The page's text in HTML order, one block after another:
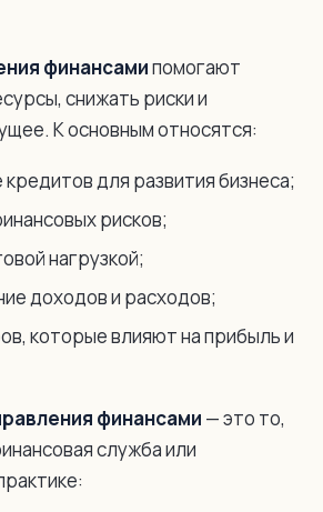
финансамипомогают
снижать риски и
К основным относятся:
кредитов для развития бизнеса;
рисков;
нагрузкой;
доходов и расходов;
которые влияют на прибыль и
финансами — это то,
служба или